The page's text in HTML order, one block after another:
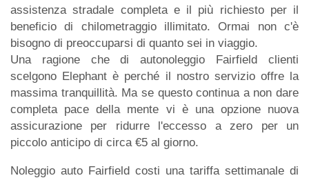
assistenza stradale completa e il più richiesto per il
beneficio di chilometraggio illimitato. Ormai non c'è
bisogno di preoccuparsi di quanto sei in viaggio.
Una ragione che di autonoleggio Fairfield clienti
scelgono Elephant è perché il nostro servizio offre la
massima tranquillità. Ma se questo continua a non dare
completa pace della mente vi è una opzione nuova
assicurazione per ridurre l'eccesso a zero per un
piccolo anticipo di circa €5 al giorno.
Noleggio auto Fairfield costi una tariffa settimanale di